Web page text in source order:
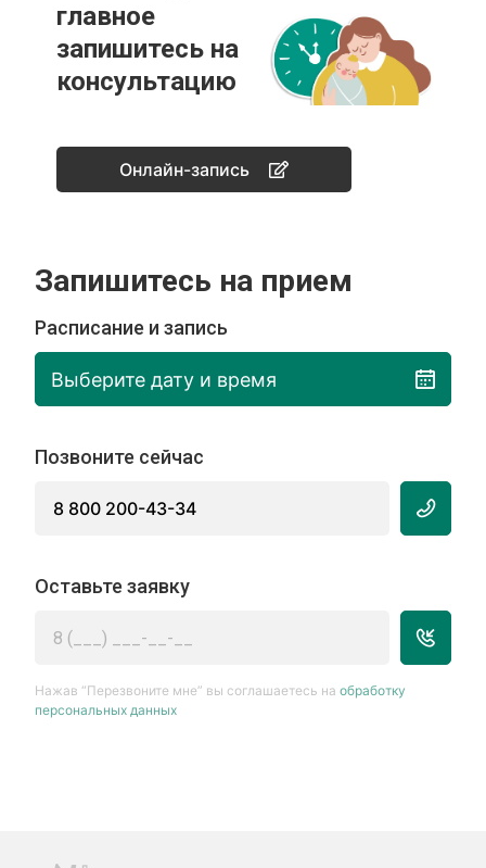
главное
запишитесь на
консультацию
Онлайн-запись
Запишитесь на прием
Расписание и запись
Выберите дату и время
Позвоните сейчас
8 800 200-43-34
Оставьте заявку
Нажав “Перезвоните мне” вы соглашаетесь наобработку
персональных данных